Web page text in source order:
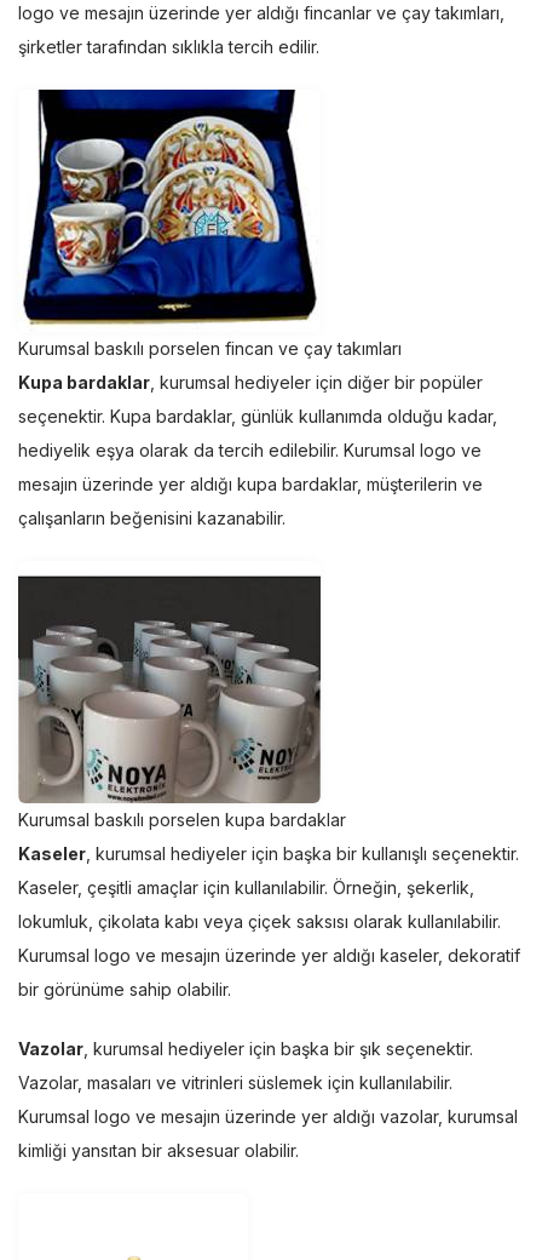
logo ve mesajın üzerinde yer aldığı fincanlar ve çay takımları,
şirketler tarafından sıklıkla tercih edilir.
Kurumsal baskılı porselen fincan ve çay takımları
Kupa bardaklar , kurumsal hediyeler için diğer bir popüler
seçenektir. Kupa bardaklar, günlük kullanımda olduğu kadar,
hediyelik eşya olarak da tercih edilebilir. Kurumsal logo ve
mesajın üzerinde yer aldığı kupa bardaklar, müşterilerin ve
çalışanların beğenisini kazanabilir.
Kurumsal baskılı porselen kupa bardaklar
Kaseler , kurumsal hediyeler için başka bir kullanışlı seçenektir.
Kaseler, çeşitli amaçlar için kullanılabilir. Örneğin, şekerlik,
lokumluk, çikolata kabı veya çiçek saksısı olarak kullanılabilir.
Kurumsal logo ve mesajın üzerinde yer aldığı kaseler, dekoratif
bir görünüme sahip olabilir.
Vazolar , kurumsal hediyeler için başka bir şık seçenektir.
Vazolar, masaları ve vitrinleri süslemek için kullanılabilir.
Kurumsal logo ve mesajın üzerinde yer aldığı vazolar, kurumsal
kimliği yansıtan bir aksesuar olabilir.